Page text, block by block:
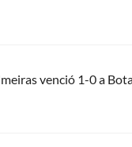
venció 1-0 a